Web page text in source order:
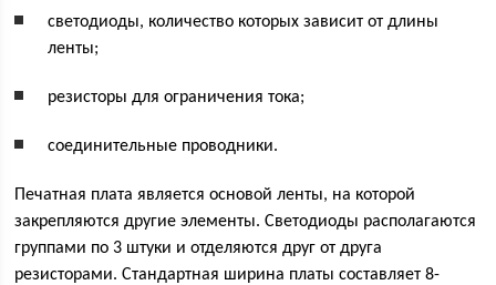
светодиоды, количество которых зависит от длины
ленты;
резисторы для ограничения тока;
соединительные проводники.
Печатная плата является основой ленты, на которой
закрепляются другие элементы. Светодиоды располагаются
группами по 3 штуки и отделяются друг от друга
резисторами. Стандартная ширина платы составляет 8-